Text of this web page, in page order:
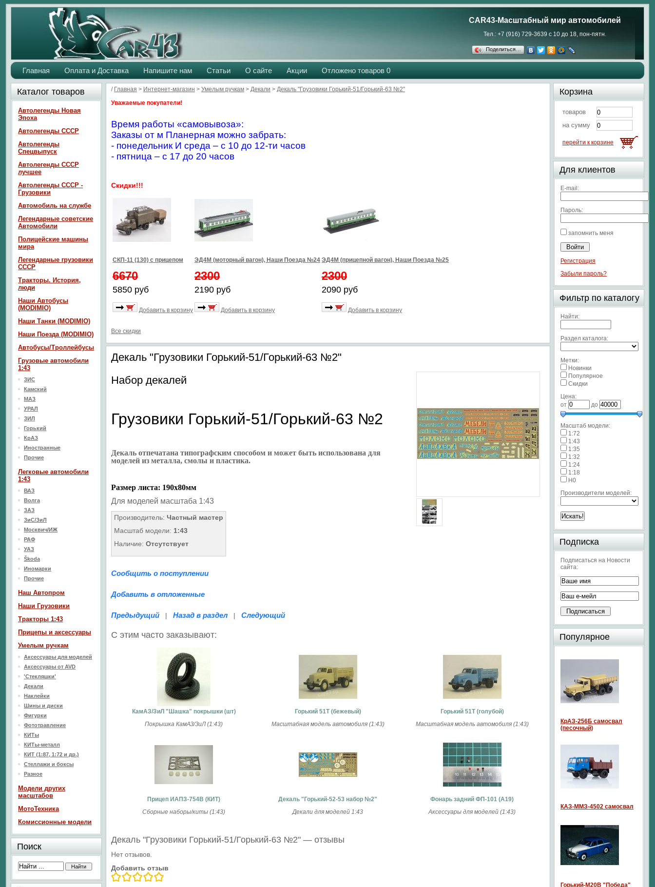
CAR43-Масштабный мир автомобилей
Тел.: +7 (916) 729-3639 с 10 до 18, пон-пятн.
Поделиться…
Главная Оплата и Доставка Напишите нам Статьи О сайте Акции Отложено товаров 0
/ Главная > Интернет-магазин > Умелым ручкам > Декали > Декаль "Грузовики Горький-51/Горький-63 №2"
Уважаемые покупатели!
Время работы «самовывоза»:
Заказы от м Планерная можно забрать:
- понедельник И среда – с 10 до 12-ти часов
- пятница – с 17 до 20 часов
Скидки!!!
СКП-11 (130) с прицепом
6670
5850 руб
Добавить в корзину
ЭД4М (моторный вагон), Наши Поезда №24
2300
2190 руб
Добавить в корзину
ЭД4М (прицепной вагон), Наши Поезда №25
2300
2090 руб
Добавить в корзину
Все скидки
Декаль "Грузовики Горький-51/Горький-63 №2"
Набор декалей
Грузовики Горький-51/Горький-63 №2
Декаль отпечатана типографским способом и может быть использована для
моделей из металла, смолы и пластика.
Размер листа: 190х80мм
Для моделей масштаба 1:43
Производитель: Частный мастер
Масштаб модели: 1:43
Наличие: Отсутствует
Сообщить о поступлении
Добавить в отложенные
Предыдущий | Назад в раздел | Следующий
С этим часто заказывают:
КамАЗ/ЗиЛ "Шашка" покрышки (шт)
Покрышка КамАЗ/ЗиЛ (1:43)
Горький 51Т (бежевый)
Масштабная модель автомобиля (1:43)
Горький 51Т (голубой)
Масштабная модель автомобиля (1:43)
Прицеп ИАПЗ-754В (КИТ)
Сборные наборы/киты (1:43)
Декаль "Горький-52-53 набор №2"
Декали для моделей 1:43
Фонарь задний ФП-101 (А19)
Аксессуары для моделей (1:43)
Декаль "Грузовики Горький-51/Горький-63 №2" — отзывы
Нет отзывов.
Добавить отзыв
Каталог товаров
Автолегенды Новая
Эпоха
Автолегенды СССР
Автолегенды
Спецвыпуск
Автолегенды СССР
лучшее
Автолегенды СССР -
Грузовики
Автомобиль на службе
Легендарные советские
Автомобили
Полицейские машины
мира
Легендарные грузовики
СССР
Тракторы. История,
люди
Наши Автобусы
(MODIMIO)
Наши Танки (MODIMIO)
Наши Поезда (MODIMIO)
Автобусы/Троллейбусы
Грузовые автомобили
1:43
ЗИС
Камский
МАЗ
УРАЛ
ЗИЛ
Горький
КрАЗ
Иностранные
Прочие
Легковые автомобили
1:43
ВАЗ
Волга
ЗАЗ
ЗиС/ЗиЛ
Москвич/ИЖ
РАФ
УАЗ
Škoda
Иномарки
Прочие
Наш Aвтопром
Наши Грузовики
Тракторы 1:43
Прицепы и аксессуары
Умелым ручкам
Аксессуары для моделей
Аксессуары от AVD
'Стекляшки'
Декали
Наклейки
Шины и диски
Фигурки
Фототравление
КИТы
КИТы-металл
КИТ (1:87, 1:72 и др.)
Стеллажи и боксы
Разное
Модели других
масштабов
МотоТехника
Комиссионные модели
Поиск
Корзина
товаров
на сумму
перейти к корзине
Для клиентов
E-mail:
Пароль:
запомнить меня
Регистрация
Забыли пароль?
Фильтр по каталогу
Найти:
Раздел каталога:
Метки:
Новинки
Популярное
Скидки
Цена:
от
до
Масштаб модели:
1:72
1:43
1:35
1:32
1:24
1:18
H0
Производители моделей:
Подписка
Подписаться на Новости
сайта:
Популярное
КрАЗ-256Б самосвал
(песочный)
КАЗ-ММЗ-4502 самосвал
Горький-М20В "Победа"